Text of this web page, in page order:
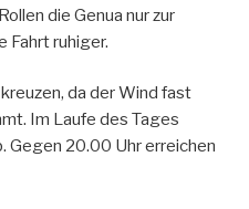
die Genua nur zur
Fahrt ruhiger.
da der Wind fast
Im Laufe des Tages
Gegen 20.00 Uhr erreichen